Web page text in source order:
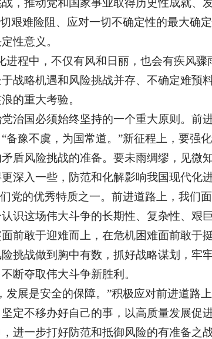
，推动党和国家事业取得历史性成就、
艰难险阻、应对一切不确定性的最大确
性意义。
进程中，不仅有风和日丽，也会有疾风
战略机遇和风险挑战并存、不确定难预
的重大考验。
治国必须始终坚持的一个重大原则。前
豫不虞，为国常道。”新征程上，要强
盾风险挑战的准备。要未雨绸缪，见微
深入一些，防范和化解影响我国现代化
党的优秀特质之一。前进道路上，我们
识这场伟大斗争的长期性、复杂性、艰
前敢于迎难而上，在危机困难面前敢于
挑战做到胸中有数，抓好战略谋划，牢
断夺取伟大斗争新胜利。
展是安全的保障。”积极应对前进道路
定不移办好自己的事，以高质量发展促
进一步打好防范和抵御风险的有准备